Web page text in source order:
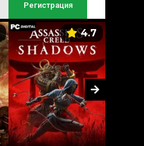
Регистрация
4.7